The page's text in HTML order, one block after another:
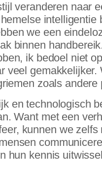
veranderen naar
intelligentie
we een
binnen
ik bedoel niet
veel gemakkelijker.
zoals andere
en technologisch
Want met een
kunnen we
hun kennis